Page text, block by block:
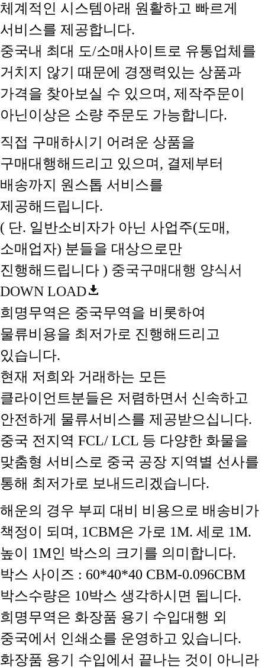
체계적인 시스템아래 원활하고 빠르게
서비스를 제공합니다.
중국내 최대 도/소매사이트로 유통업체를
거치지 않기 때문에 경쟁력있는 상품과
가격을 찾아보실 수 있으며, 제작주문이
아닌이상은 소량 주문도 가능합니다.
직접 구매하시기 어려운 상품을
구매대행해드리고 있으며, 결제부터
배송까지 원스톱 서비스를
제공해드립니다.
( 단. 일반소비자가 아닌 사업주(도매,
소매업자) 분들을 대상으로만
진행해드립니다 ) 중국구매대행 양식서
DOWN LOAD
희명무역은 중국무역을 비롯하여
물류비용을 최저가로 진행해드리고
있습니다.
현재 저희와 거래하는 모든
클라이언트분들은 저렴하면서 신속하고
안전하게 물류서비스를 제공받으십니다.
중국 전지역 FCL/ LCL 등 다양한 화물을
맞춤형 서비스로 중국 공장 지역별 선사를
통해 최저가로 보내드리겠습니다.
해운의 경우 부피 대비 비용으로 배송비가
책정이 되며, 1CBM은 가로 1M. 세로 1M.
높이 1M인 박스의 크기를 의미합니다.
박스 사이즈 : 60*40*40 CBM-0.096CBM
박스수량은 10박스 생각하시면 됩니다.
희명무역은 화장품 용기 수입대행 외
중국에서 인쇄소를 운영하고 있습니다.
화장품 용기 수입에서 끝나는 것이 아니라